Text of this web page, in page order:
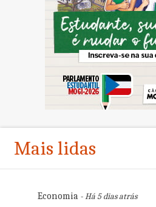
Mais lidas
Economia- Há 5 dias atrás